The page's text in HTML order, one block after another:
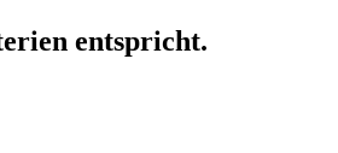
entspricht.